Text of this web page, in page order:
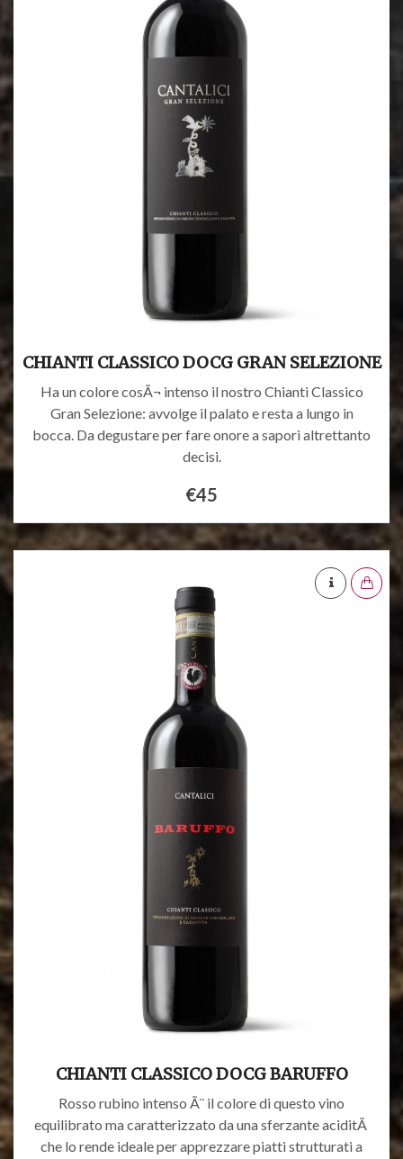
CHIANTI CLASSICO DOCG GRAN SELEZIONE
Ha un colore cosÃ¬ intenso il nostro Chianti Classico
Gran Selezione: avvolge il palato e resta a lungo in
bocca. Da degustare per fare onore a sapori altrettanto
decisi.
€45
CHIANTI CLASSICO DOCG BARUFFO
Rosso rubino intenso Ã¨ il colore di questo vino
equilibrato ma caratterizzato da una sferzante aciditÃ
che lo rende ideale per apprezzare piatti strutturati a